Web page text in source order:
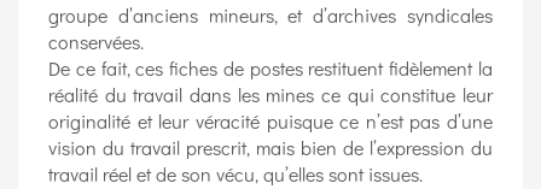
groupe d’anciens mineurs, et d’archives syndicales
conservées.
De ce fait, ces fiches de postes restituent fidèlement la
réalité du travail dans les mines ce qui constitue leur
originalité et leur véracité puisque ce n’est pas d’une
vision du travail prescrit, mais bien de l’expression du
travail réel et de son vécu, qu’elles sont issues.